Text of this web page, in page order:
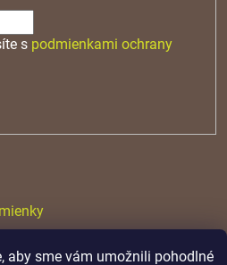
aby sme vám umožnili pohodlné
s podmienkami ochrany